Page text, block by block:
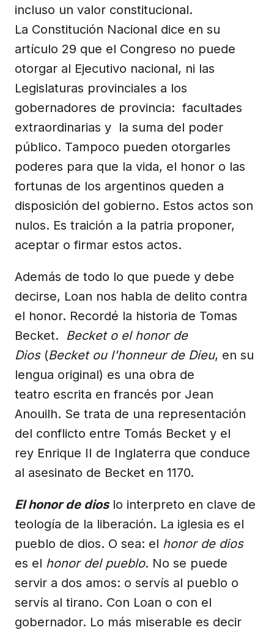
incluso un valor constitucional.
La Constitución Nacional dice en su
artículo 29 que el Congreso no puede
otorgar al Ejecutivo nacional, ni las
Legislaturas provinciales a los
gobernadores de provincia: facultades
extraordinarias y la suma del poder
público. Tampoco pueden otorgarles
poderes para que la vida, el honor o las
fortunas de los argentinos queden a
disposición del gobierno. Estos actos son
nulos. Es traición a la patria proponer,
aceptar o firmar estos actos.
Además de todo lo que puede y debe
decirse, Loan nos habla de delito contra
el honor. Recordé la historia de Tomas
Becket. Becket o el honor de
Dios(Becket ou l'honneur de Dieu, en su
lengua original) es una obra de
teatro escrita en francés por Jean
Anouilh. Se trata de una representación
del conflicto entre Tomás Becket y el
rey Enrique II de Inglaterra que conduce
al asesinato de Becket en 1170.
El honor de dioslo interpreto en clave de
teología de la liberación. La iglesia es el
pueblo de dios. O sea: el honor de dios
es el honor del pueblo. No se puede
servir a dos amos: o servís al pueblo o
servís al tirano. Con Loan o con el
gobernador. Lo más miserable es decir